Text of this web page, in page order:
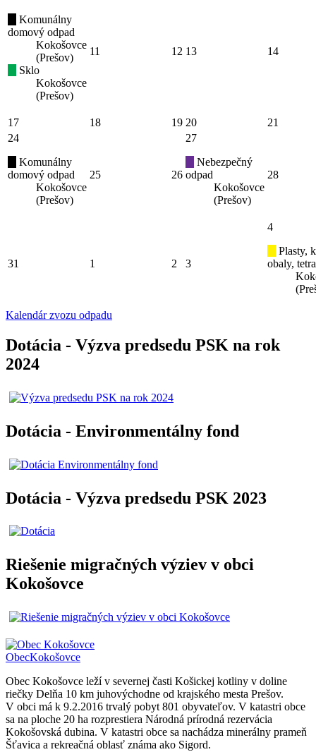
Komunálny
domový odpad
Kokošovce
(Prešov)
Sklo
Kokošovce
(Prešov)
11 12 13 14
17 18 19 20
21
24
Komunálny
domový odpad
Kokošovce
(Prešov)
25 26
27
Nebezpečný
odpad
Kokošovce
(Prešov)
28
31 1 2 3
4
Plasty,
obaly,
Kalendár zvozu odpadu
Dotácia - Výzva predsedu PSK na rok
2024
Dotácia - Environmentálny fond
Dotácia - Výzva predsedu PSK 2023
Riešenie migračných výziev v obci
Kokošovce
ObecKokošovce
Obec Kokošovce leží v severnej časti Košickej kotliny v doline
riečky Delňa 10 km juhovýchodne od krajského mesta Prešov.
V obci má k 9.2.2016 trvalý pobyt 801 obyvateľov. V katastri obce
sa na ploche 20 ha rozprestiera Národná prírodná rezervácia
Kokošovská dubina. V katastri obce sa nachádza minerálny prameň
Šťavica a rekreačná oblasť známa ako Sigord.